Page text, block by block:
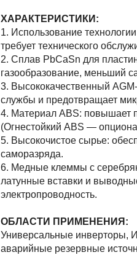
ХАРАКТЕРИСТИКИ:
1. Использование
требует технического
2. Сплав PbCaSn для
газообразование, меньший
3. Высококачественный
службы и предотвращает
4. Материал ABS: повышает
(Огнестойкий ABS —
5. Высокочистое сырье:
саморазряда.
6. Медные клеммы с
латунные вставки и
электропроводность.
ОБЛАСТИ ПРИМЕНЕНИЯ:
Универсальные инверторы,
аварийные резервные